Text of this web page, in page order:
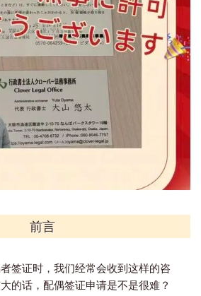
前言
签证时，我们经常会收到这样的咨
的话，配偶签证申请是不是很难？